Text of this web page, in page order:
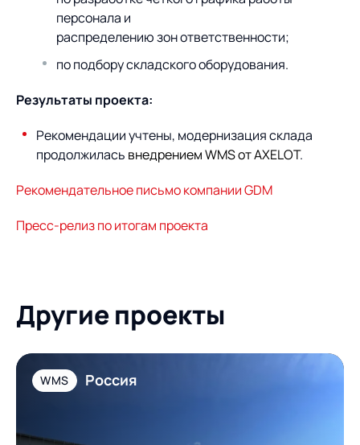
персонала и
распределению зон ответственности;
по подбору складского оборудования.
Результаты проекта:
Рекомендации учтены, модернизация склада
продолжилась внедрением WMS от AXELOT.
Рекомендательное письмо компании GDM
Пресс-релиз по итогам проекта
Другие проекты
WMS Россия